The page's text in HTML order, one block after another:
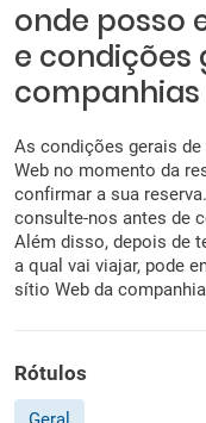
onde posso
e condições
companhias
As condições gerais
Web no momento da
confirmar a sua
consulte-nos antes de
Além disso, depois de
a qual vai viajar, pode
sítio Web da
Rótulos